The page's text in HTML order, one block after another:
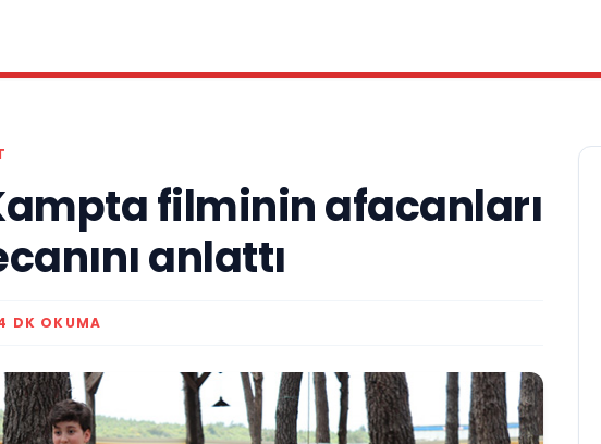
filminin afacanları
anlattı
DK OKUMA